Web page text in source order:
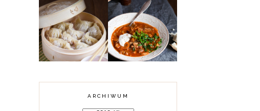
CHIŃSKIE
PIEROŻKI DIM
SUM Z MIĘSEM
KARMUSZKA -
ZUPA GULASZOWA
Z WARMII I
MAZUR
ARCHIWUM